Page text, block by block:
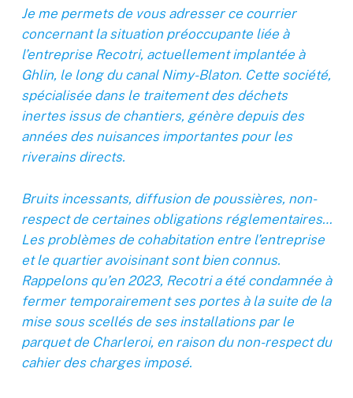
Je me permets de vous adresser ce courrier
concernant la situation préoccupante liée à
l’entreprise Recotri, actuellement implantée à
Ghlin, le long du canal Nimy-Blaton. Cette société,
spécialisée dans le traitement des déchets
inertes issus de chantiers, génère depuis des
années des nuisances importantes pour les
riverains directs.
Bruits incessants, diffusion de poussières, non-
respect de certaines obligations réglementaires…
Les problèmes de cohabitation entre l’entreprise
et le quartier avoisinant sont bien connus.
Rappelons qu’en 2023, Recotri a été condamnée à
fermer temporairement ses portes à la suite de la
mise sous scellés de ses installations par le
parquet de Charleroi, en raison du non-respect du
cahier des charges imposé.